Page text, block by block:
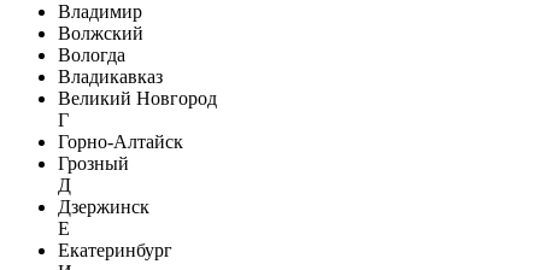
Владимир
Волжский
Вологда
Владикавказ
Великий Новгород
Г
Горно-Алтайск
Грозный
Д
Дзержинск
Е
Екатеринбург